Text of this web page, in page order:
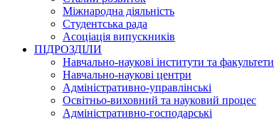
Міжнародна діяльність
Студентська рада
Асоціація випускників
ПІДРОЗДІЛИ
Навчально-наукові інститути та факультети
Навчально-наукові центри
Адміністративно-управлінські
Освітньо-виховний та науковий процес
Адміністративно-господарські